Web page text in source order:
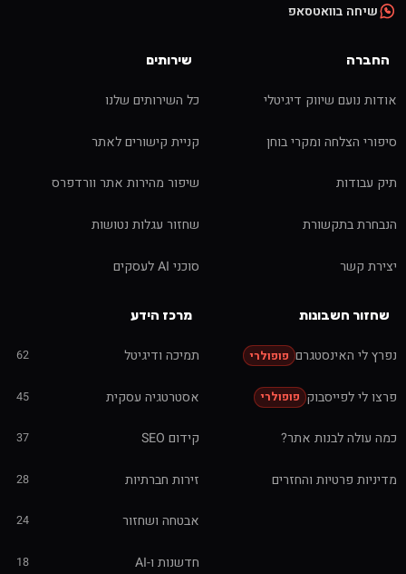
בוואטסאפ
נועם שיווק דיגיטלי
הצלחה ומקרי בוחן
בתקשורת
קשר
שירותים
כל השירותים שלנו
קניית קישורים לאתר
שיפור מהירות אתר וורדפרס
שחזור עגלות נטושות
חשבונות
לי האינסטגרם פופולרי
לפייסבוק פופולרי
לבנות אתר?
פרטיות והחזרים
מרכז הידע
תמיכה ודיגיטל
אסטרטגיה עסקית
זירות חברתיות
אבטחה ושחזור
חדשנות ו-AI